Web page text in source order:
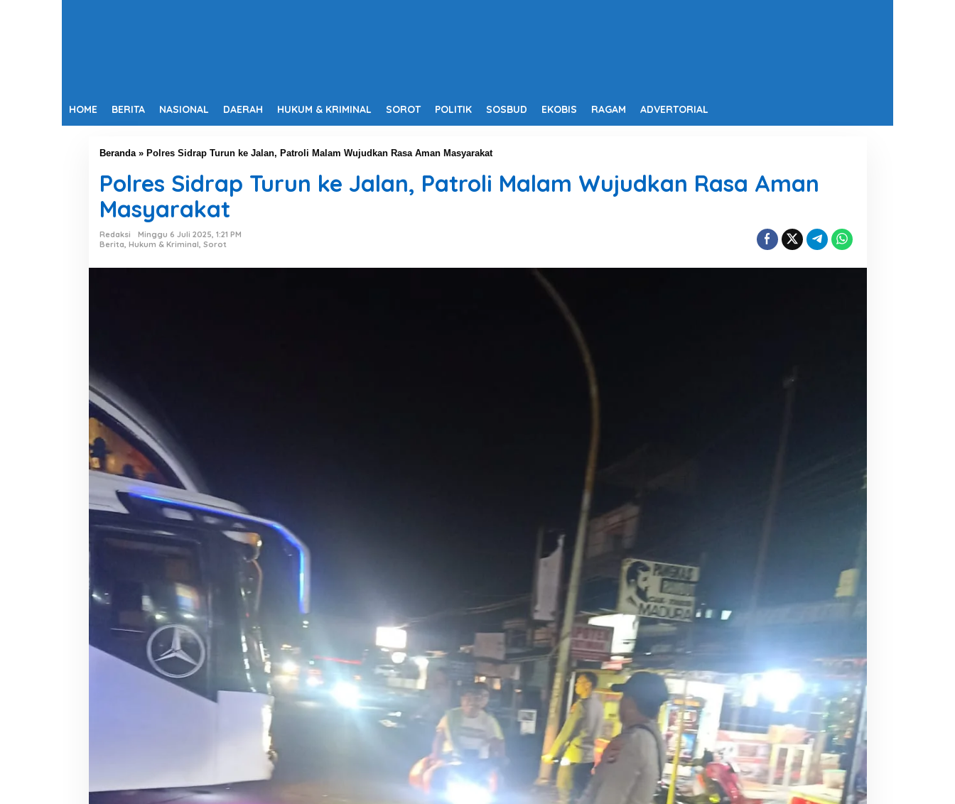
HOME BERITA NASIONAL DAERAH HUKUM & KRIMINAL SOROT POLITIK SOSBUD EKOBIS RAGAM ADVERTORIAL
Beranda» Polres Sidrap Turun ke Jalan, Patroli Malam Wujudkan Rasa Aman Masyarakat
Polres Sidrap Turun ke Jalan, Patroli Malam Wujudkan Rasa Aman
Masyarakat
Redaksi
Minggu 6 Juli 2025, 1:21 PM
Berita, Hukum & Kriminal, Sorot